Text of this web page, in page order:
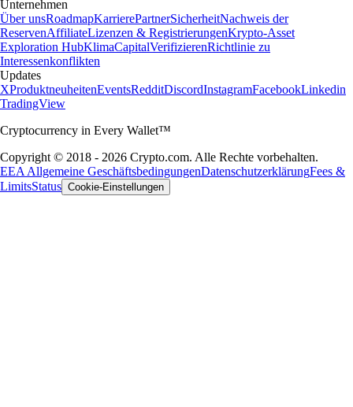
Unternehmen
Über unsRoadmapKarrierePartnerSicherheitNachweis der
ReservenAffiliateLizenzen & RegistrierungenKrypto-Asset
Exploration HubKlimaCapitalVerifizierenRichtlinie zu
Interessenkonflikten
Updates
XProduktneuheitenEventsRedditDiscordInstagramFacebookLinkedin
TradingView
Cryptocurrency in Every Wallet™
Copyright © 2018 - 2026 Crypto.com. Alle Rechte vorbehalten.
EEA Allgemeine GeschäftsbedingungenDatenschutzerklärungFees &
LimitsStatus Cookie-Einstellungen